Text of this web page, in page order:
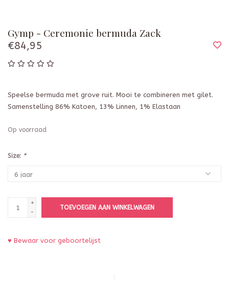
Gymp - Ceremonie bermuda Zack
€84,95
Speelse bermuda met grove ruit. Mooi te combineren met gilet.
Samenstelling 86% Katoen, 13% Linnen, 1% Elastaan
Op voorraad
Size: *
+
-
TOEVOEGEN AAN WINKELWAGEN
♥ Bewaar voor geboortelijst